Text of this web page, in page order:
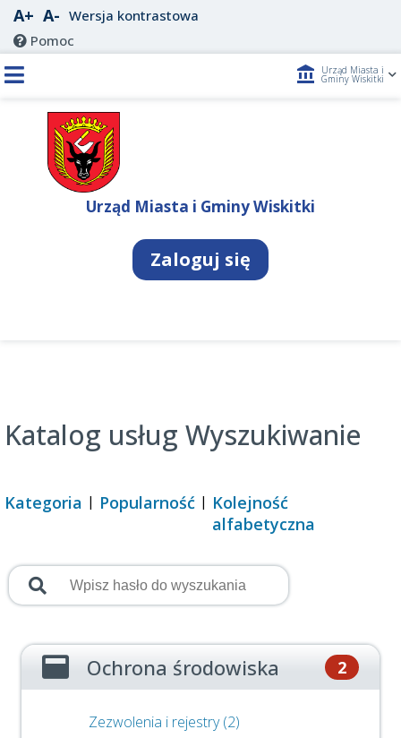
A+ A- Wersja kontrastowa
Pomoc
account_balance Urząd Miasta i
Gminy Wiskitki
Urząd Miasta i Gminy Wiskitki
Zaloguj się
Katalog usług Wyszukiwanie
Kategoria Popularność
Kolejność
alfabetyczna
Ochrona środowiska 2
Zezwolenia i rejestry (2)